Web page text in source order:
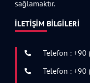
sağlamaktır.
İLETIŞIM BILGILERI
Telefon : +90
Telefon : +90